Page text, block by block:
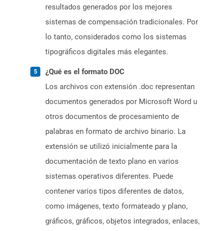
resultados generados por los mejores
sistemas de compensación tradicionales. Por
lo tanto, considerados como los sistemas
tipográficos digitales más elegantes.
¿Qué es el formato DOC
Los archivos con extensión .doc representan
documentos generados por Microsoft Word u
otros documentos de procesamiento de
palabras en formato de archivo binario. La
extensión se utilizó inicialmente para la
documentación de texto plano en varios
sistemas operativos diferentes. Puede
contener varios tipos diferentes de datos,
como imágenes, texto formateado y plano,
gráficos, gráficos, objetos integrados, enlaces,